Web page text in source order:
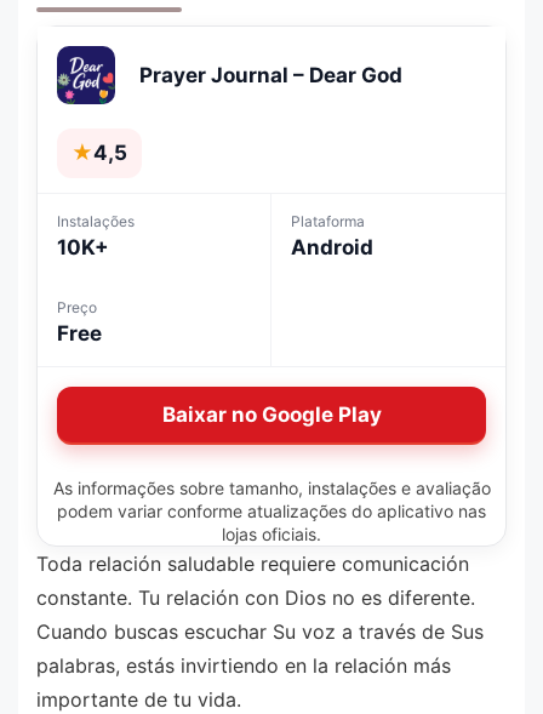
Prayer Journal – Dear God
★4,5
Instalações
10K+
Plataforma
Android
Preço
Free
Baixar no Google Play
As informações sobre tamanho, instalações e avaliação
podem variar conforme atualizações do aplicativo nas
lojas oficiais.
Toda relación saludable requiere comunicación
constante. Tu relación con Dios no es diferente.
Cuando buscas escuchar Su voz a través de Sus
palabras, estás invirtiendo en la relación más
importante de tu vida.